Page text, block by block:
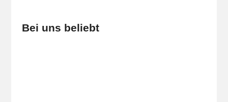
Bei uns beliebt